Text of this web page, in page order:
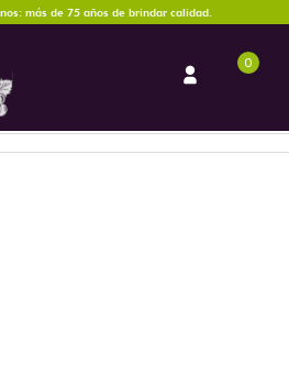
más de 75 años de brindar calidad.
0